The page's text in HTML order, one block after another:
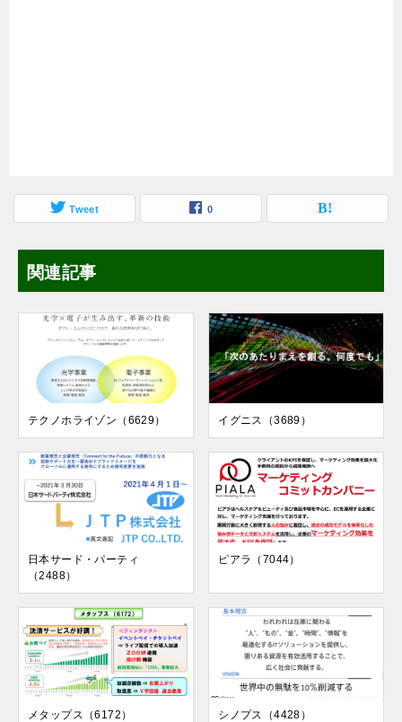
Tweet 0
関連記事
テクノホライゾン（6629） イグニス（3689）
日本サード・パーティ
（2488）
ピアラ（7044）
メタップス（6172） シノプス（4428）